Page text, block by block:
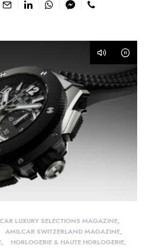
LUXURY SELECTIONS MAGAZINE
AMILCAR SWITZERLAND MAGAZINE
HORLOGERIE & HAUTE HORLOGERIE